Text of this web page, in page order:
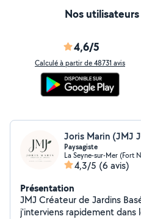
Nos
4,6/5
Calculé à partir de 48731 avis
Joris Marin (JMJ
Paysagiste
La Seyne-sur-Mer (Fort
4,3/5 (6 avis)
Présentation
JMJ Créateur de Jardins Basé à La Seyne-sur-Mer,
j'interviens rapidement dans